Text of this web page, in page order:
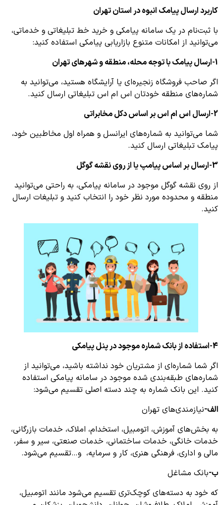
کاربرد ارسال پیامک انبوه در استان تهران
با ثبت‌نام در یک سامانه پیامکی و خرید خط تبلیغاتی و خدماتی،
می‌توانید از امکانات متنوع بازاریابی پیامکی استفاده کنید:
1-ارسال پیامک با توجه محله، منطقه و شهرهای تهران
اگر صاحب فروشگاه زنجیره‌ای یا آرایشگاه هستید، می‌توانید به
شماره‌های منطقه خودتان اس ام اس تبلیغاتی ارسال کنید.
2-ارسال اس ام اس بر اساس دکل مخابراتی
شما می‌توانید به شماره‌های ایرانسل و همراه اول مخاطبین خود،
پیامک تبلیغاتی ارسال کنید.
3-ارسال بر اساس پیامپ یا از روی نقشه گوگل
از روی نقشه گوگل موجود در سامانه پیامکی، به راحتی می‌توانید
منطقه و محدوده مورد نظر خود را انتخاب کنید و تبلیغات ارسال
کنید.
4-استفاده از بانک شماره موجود در پنل پیامکی
اگر شما شماره‌ای از مشتریان خود نداشته باشید، می‌توانید از
شماره‌های طبقه‌بندی شده موجود در سامانه پیامکی استفاده
کنید. این بانک شماره به چند دسته اصلی تقسیم می‌شود:
الف-نیازمندی‌های تهران
به بخش‌های آموزش، اتومبیل، استخدام، املاک، خدمات بازرگانی،
خدمات خانگی، خدمات ساختمانی، خدمات صنعتی، سیر و سفر،
مالی و اداری، فرهنگی هنری، کار و سرمایه، و…تقسیم می‌شود.
ب-بانک مشاغل
که خود به دسته‌های کوچک‌تری تقسیم می‌شود مانند اتومبیل،